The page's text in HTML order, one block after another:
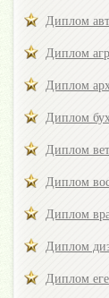
Диплом
Диплом
Диплом
Диплом
Диплом
Диплом
Диплом
Диплом
Диплом